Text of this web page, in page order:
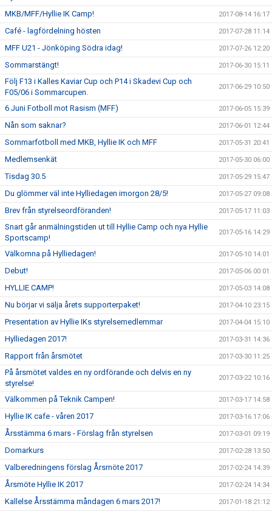
MKB/MFF/Hyllie IK Camp! 2017-08-14 16:17
Café - lagfördelning hösten 2017-07-28 11:14
MFF U21 - Jönköping Södra idag! 2017-07-26 12:20
Sommarstängt! 2017-06-30 15:11
Följ F13 i Kalles Kaviar Cup och P14 i Skadevi Cup och
F05/06 i Sommarcupen.
2017-06-29 10:50
6 Juni Fotboll mot Rasism (MFF) 2017-06-05 15:39
Nån som saknar? 2017-06-01 12:44
Sommarfotboll med MKB, Hyllie IK och MFF 2017-05-31 20:41
Medlemsenkät 2017-05-30 06:00
Tisdag 30.5 2017-05-29 15:47
Du glömmer väl inte Hylliedagen imorgon 28/5! 2017-05-27 09:08
Brev från styrelseordföranden! 2017-05-17 11:03
Snart går anmälningstiden ut till Hyllie Camp och nya Hyllie
Sportscamp!
2017-05-16 14:29
Välkomna på Hylliedagen! 2017-05-10 14:01
Debut! 2017-05-06 00:01
HYLLIE CAMP! 2017-05-03 14:08
Nu börjar vi sälja årets supporterpaket! 2017-04-10 23:15
Presentation av Hyllie IKs styrelsemedlemmar 2017-04-04 15:10
Hylliedagen 2017! 2017-03-31 14:36
Rapport från årsmötet 2017-03-30 11:25
På årsmötet valdes en ny ordförande och delvis en ny
styrelse!
2017-03-22 10:16
Välkommen på Teknik Campen! 2017-03-17 14:58
Hyllie IK cafe - våren 2017 2017-03-16 17:06
Årsstämma 6 mars - Förslag från styrelsen 2017-03-01 09:19
Domarkurs 2017-02-28 13:50
Valberedningens förslag Årsmöte 2017 2017-02-24 14:39
Årsmöte Hyllie IK 2017 2017-02-24 14:34
Kallelse Årsstämma måndagen 6 mars 2017! 2017-01-18 21:12